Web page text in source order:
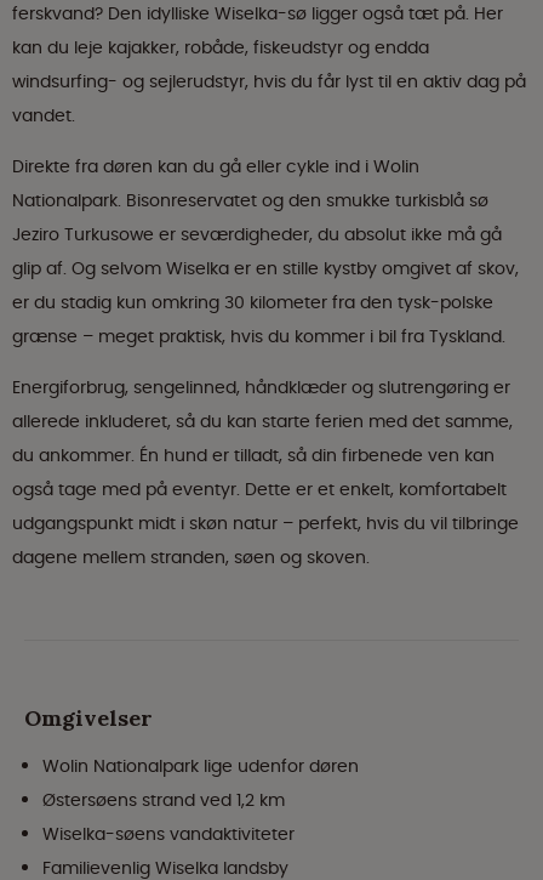
ferskvand? Den idylliske Wiselka-sø ligger også tæt på. Her
kan du leje kajakker, robåde, fiskeudstyr og endda
windsurfing- og sejlerudstyr, hvis du får lyst til en aktiv dag på
vandet.
Direkte fra døren kan du gå eller cykle ind i Wolin
Nationalpark. Bisonreservatet og den smukke turkisblå sø
Jeziro Turkusowe er seværdigheder, du absolut ikke må gå
glip af. Og selvom Wiselka er en stille kystby omgivet af skov,
er du stadig kun omkring 30 kilometer fra den tysk-polske
grænse – meget praktisk, hvis du kommer i bil fra Tyskland.
Energiforbrug, sengelinned, håndklæder og slutrengøring er
allerede inkluderet, så du kan starte ferien med det samme,
du ankommer. Én hund er tilladt, så din firbenede ven kan
også tage med på eventyr. Dette er et enkelt, komfortabelt
udgangspunkt midt i skøn natur – perfekt, hvis du vil tilbringe
dagene mellem stranden, søen og skoven.
Omgivelser
Wolin Nationalpark lige udenfor døren
Østersøens strand ved 1,2 km
Wiselka-søens vandaktiviteter
Familievenlig Wiselka landsby